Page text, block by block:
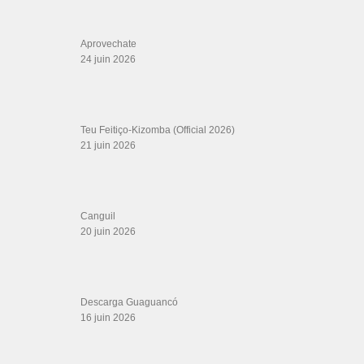
Aprovechate
24 juin 2026
Teu Feitiço-Kizomba (Official 2026)
21 juin 2026
Canguil
20 juin 2026
Descarga Guaguancó
16 juin 2026